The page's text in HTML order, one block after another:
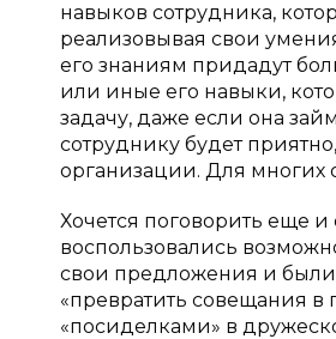
навыков сотрудника,
реализовывая свои
его знаниям придадут
или иные его навыки,
задачу, даже если она
сотруднику будет
организации. Для многих
Хочется поговорить еще и
воспользовались
свои предложения и
«превратить совещания в
«посиделками» в